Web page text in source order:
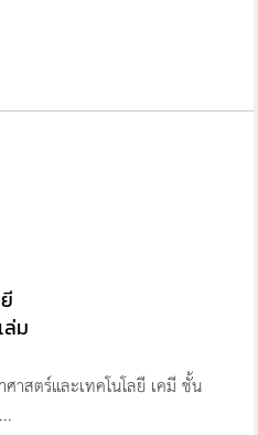
ล่ม
าสตร์และเทคโนโลยี เคมี ชั้น